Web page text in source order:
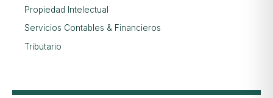
Propiedad Intelectual
Servicios Contables & Financieros
Tributario